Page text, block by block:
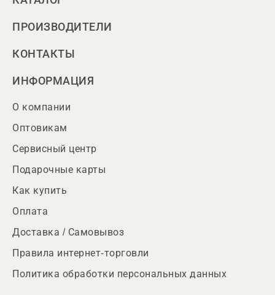
ПРОИЗВОДИТЕЛИ
КОНТАКТЫ
ИНФОРМАЦИЯ
О компании
Оптовикам
Сервисный центр
Подарочные карты
Как купить
Оплата
Доставка / Самовывоз
Правила интернет-торговли
Политика обработки персональных данных